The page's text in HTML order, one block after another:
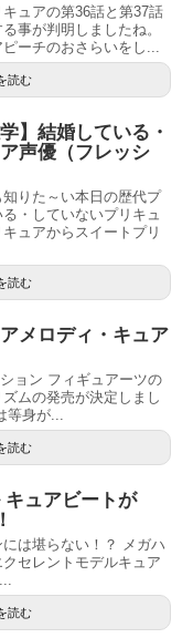
ュアの第36話と第37話
事が判明しましたね。
ーチのおさらいをし...
読む
】結婚している・
声優（フレッシ
りた～い本日の歴代プ
・していないプリキュ
ュアからスイートプリ
読む
メロディ・キュア
ョン フィギュアーツの
ムの発売が決定しまし
等身が...
読む
ュアビートが
は堪らない！？ メガハ
セレントモデルキュア
読む